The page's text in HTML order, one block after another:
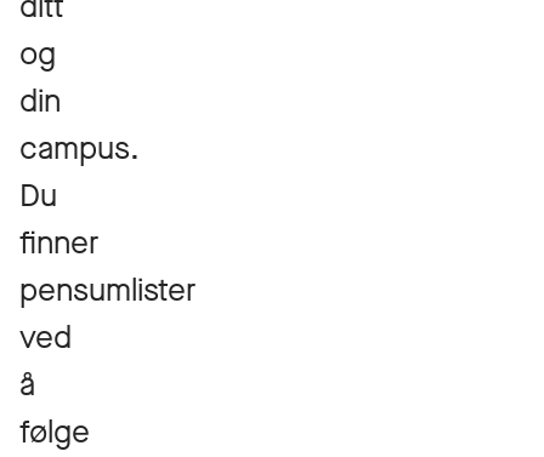
og
din
campus.
Du
finner
pensumlister
ved
å
følge